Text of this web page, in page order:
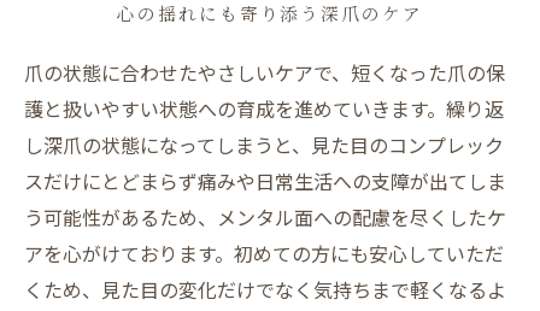
心の揺れにも寄り添う深爪のケア
爪の状態に合わせたやさしいケアで、短くなった爪の保
護と扱いやすい状態への育成を進めていきます。繰り返
し深爪の状態になってしまうと、見た目のコンプレック
スだけにとどまらず痛みや日常生活への支障が出てしま
う可能性があるため、メンタル面への配慮を尽くしたケ
アを心がけております。初めての方にも安心していただ
くため、見た目の変化だけでなく気持ちまで軽くなるよ